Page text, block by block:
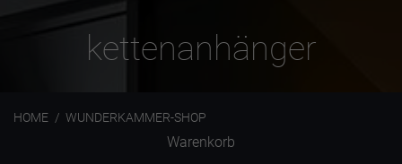
kettenanhänger
HOME WUNDERKAMMER-SHOP
Warenkorb